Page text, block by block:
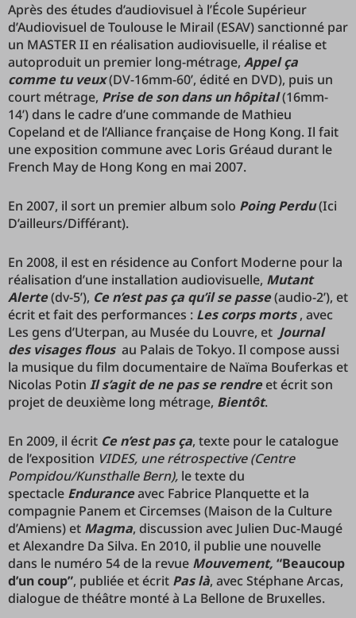
Après des études d’audiovisuel à l’École Supérieur
d’Audiovisuel de Toulouse le Mirail (ESAV) sanctionné par
un MASTER II en réalisation audiovisuelle, il réalise et
autoproduit un premier long-métrage, Appel ça
comme tu veux(DV-16mm-60’, édité en DVD), puis un
court métrage, Prise de son dans un hôpital(16mm-
14’) dans le cadre d’une commande de Mathieu
Copeland et de l’Alliance française de Hong Kong. Il fait
une exposition commune avec Loris Gréaud durant le
French May de Hong Kong en mai 2007.
En 2007, il sort un premier album solo Poing Perdu(Ici
D’ailleurs/Différant).
En 2008, il est en résidence au Confort Moderne pour la
réalisation d’une installation audiovisuelle, Mutant
Alerte(dv-5’), Ce n’est pas ça qu’il se passe(audio-2’), et
écrit et fait des performances : Les corps morts, avec
Les gens d’Uterpan, au Musée du Louvre, et Journal
des visages flousau Palais de Tokyo.Il compose aussi
la musique du film documentaire de Naïma Bouferkas et
Nicolas Potin Il s’agit de ne pas se rendreet écrit son
projet de deuxième long métrage, Bientôt.
En 2009, il écrit Ce n’est pas ça, texte pour le catalogue
de l’exposition VIDES, une rétrospective (Centre
Pompidou/Kunsthalle Bern), le texte du
spectacle Enduranceavec Fabrice Planquette et la
compagnie Panem et Circemses (Maison de la Culture
d’Amiens) et Magma, discussion avec Julien Duc-Maugé
et Alexandre Da Silva. En 2010, il publie une nouvelle
dans le numéro 54 de la revue Mouvement, “Beaucoup
d’un coup”, publiée et écrit Pas là, avec Stéphane Arcas,
dialogue de théâtre monté à La Bellone de Bruxelles.